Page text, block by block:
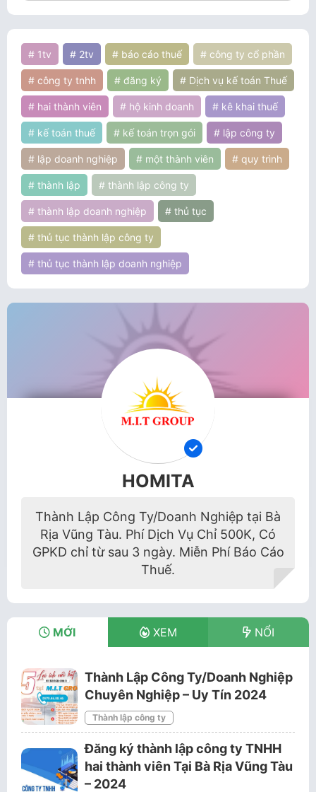
# 1tv # 2tv # báo cáo thuế # công ty cổ phần
# công ty tnhh # đăng ký # Dịch vụ kế toán Thuế
# hai thành viên # hộ kinh doanh # kê khai thuế
# kế toán thuế # kế toán trọn gói # lập công ty
# lập doanh nghiệp # một thành viên # quy trình
# thành lập # thành lập công ty
# thành lập doanh nghiệp # thủ tục
# thủ tục thành lập công ty
# thủ tục thành lập doanh nghiệp
HOMITA
Thành Lập Công Ty/Doanh Nghiệp tại Bà
Rịa Vũng Tàu. Phí Dịch Vụ Chỉ 500K, Có
GPKD chỉ từ sau 3 ngày. Miễn Phí Báo Cáo
Thuế.
MỚI XEM NỔI
Thành Lập Công Ty/Doanh Nghiệp
Chuyên Nghiệp – Uy Tín 2024
Thành lập công ty
Đăng ký thành lập công ty TNHH
hai thành viên Tại Bà Rịa Vũng Tàu
– 2024